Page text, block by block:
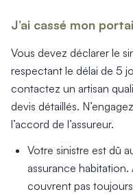
J’ai cassé mon
Vous devez déclarer le
respectant le délai de 5
contactez un artisan
devis détaillés.
l’accord de l’assureur.
Votre sinistre est dû
assurance
couvrent pas